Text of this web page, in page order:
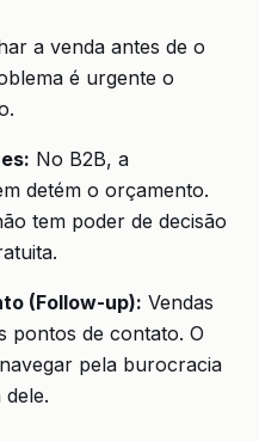
a venda antes de o
é urgente o
No B2B, a
detém o orçamento.
tem poder de decisão
(Follow-up): Vendas
pontos de contato. O
pela burocracia